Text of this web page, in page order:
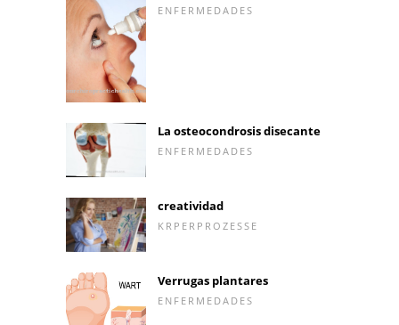
ENFERMEDADES
La osteocondrosis disecante
ENFERMEDADES
creatividad
KRPERPROZESSE
Verrugas plantares
ENFERMEDADES